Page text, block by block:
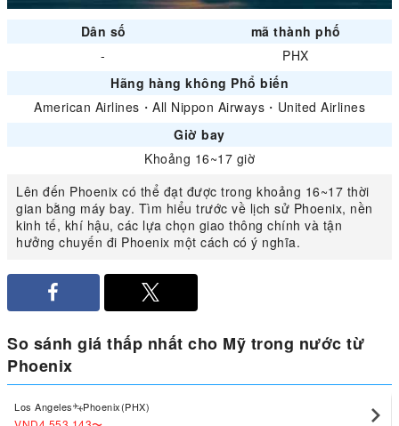
Dân số
mã thành phố
-
PHX
Hãng hàng không Phổ biến
American Airlines ・ All Nippon Airways ・ United Airlines
Giờ bay
Khoảng 16~17 giờ
Lên đến Phoenix có thể đạt được trong khoảng 16~17 thời
gian bằng máy bay. Tìm hiểu trước về lịch sử Phoenix, nền
kinh tế, khí hậu, các lựa chọn giao thông chính và tận
hưởng chuyến đi Phoenix một cách có ý nghĩa.
So sánh giá thấp nhất cho Mỹ trong nước từ
Phoenix
Los Angeles Phoenix(PHX)